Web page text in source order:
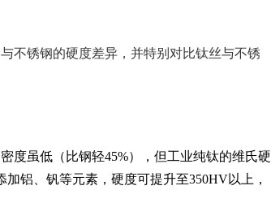
不锈钢的硬度差异，并特别对比钛丝与不锈
虽低（比钢轻45%），但工业纯钛的维氏硬
铝、钒等元素，硬度可提升至350HV以上，